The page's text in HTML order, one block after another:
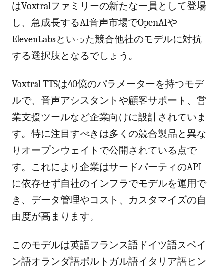
はVoxtralファミリーの新たな一員として登場
し、急成長するAI音声市場でOpenAIや
ElevenLabsといった競合他社のモデルに対抗
する選択肢となるでしょう。
Voxtral TTSは40億のパラメーターを持つモデ
ルで、音声アシスタントや顧客サポート、営
業支援ツールなど企業向けに設計されていま
す。特に注目すべきは多くの競合製品と異な
りオープンウェイトで公開されている点で
す。これにより企業はサードパーティのAPI
に依存せず自社のインフラでモデルを運用で
き、データ管理やコスト、カスタマイズの自
由度が高まります。
このモデルは英語フランス語ドイツ語スペイ
ン語オランダ語ポルトガル語イタリア語ヒン